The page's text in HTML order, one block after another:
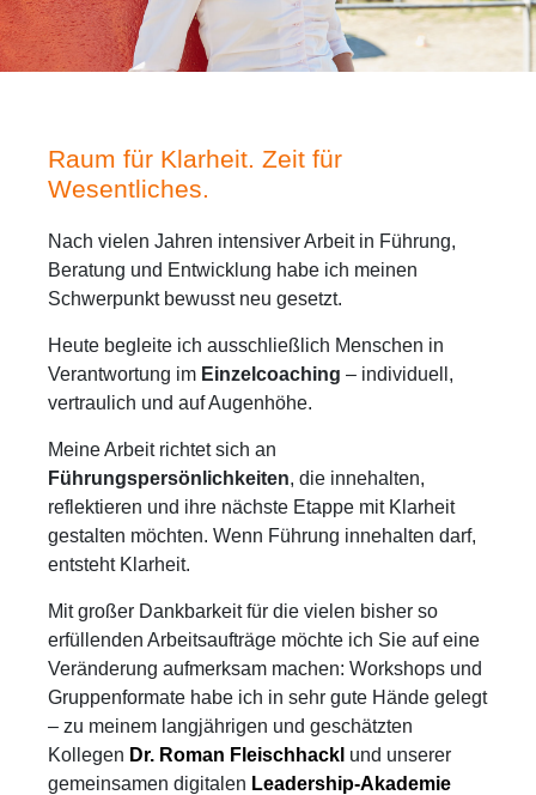
Raum für Klarheit. Zeit für
Wesentliches.
Nach vielen Jahren intensiver Arbeit in Führung,
Beratung und Entwicklung habe ich meinen
Schwerpunkt bewusst neu gesetzt.
Heute begleite ich ausschließlich Menschen in
Verantwortung im Einzelcoaching – individuell,
vertraulich und auf Augenhöhe.
Meine Arbeit richtet sich an
Führungspersönlichkeiten, die innehalten,
reflektieren und ihre nächste Etappe mit Klarheit
gestalten möchten. Wenn Führung innehalten darf,
entsteht Klarheit.
Mit großer Dankbarkeit für die vielen bisher so
erfüllenden Arbeitsaufträge möchte ich Sie auf eine
Veränderung aufmerksam machen: Workshops und
Gruppenformate habe ich in sehr gute Hände gelegt
– zu meinem langjährigen und geschätzten
Kollegen Dr. Roman Fleischhackl und unserer
gemeinsamen digitalen Leadership-Akademie